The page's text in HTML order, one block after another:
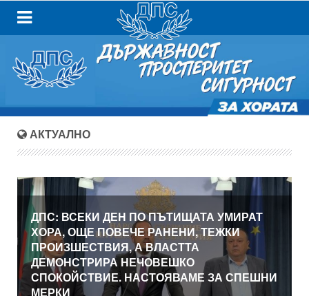
АКТУАЛНО
ДПС: ВСЕКИ ДЕН ПО ПЪТИЩАТА УМИРАТ
ХОРА, ОЩЕ ПОВЕЧЕ РАНЕНИ, ТЕЖКИ
ПРОИЗШЕСТВИЯ, А ВЛАСТТА
ДЕМОНСТРИРА НЕЧОВЕШКО
СПОКОЙСТВИЕ. НАСТОЯВАМЕ ЗА СПЕШНИ
МЕРКИ